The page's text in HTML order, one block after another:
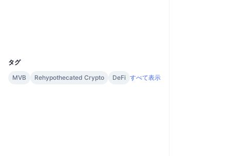
タグ
MVB
Rehypothecated Crypto DeFi すべて表示